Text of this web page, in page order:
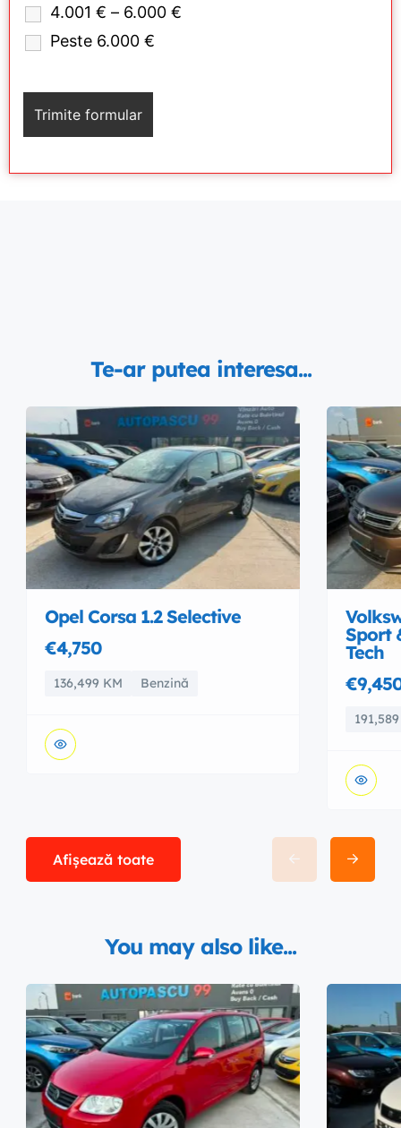
4.001 € – 6.000 €
Peste 6.000 €
Te-ar putea interesa...
Opel Corsa 1.2 Selective
€4,750
136,499 KM Benzină
Sport
Tech
Afișează toate
You may also like...